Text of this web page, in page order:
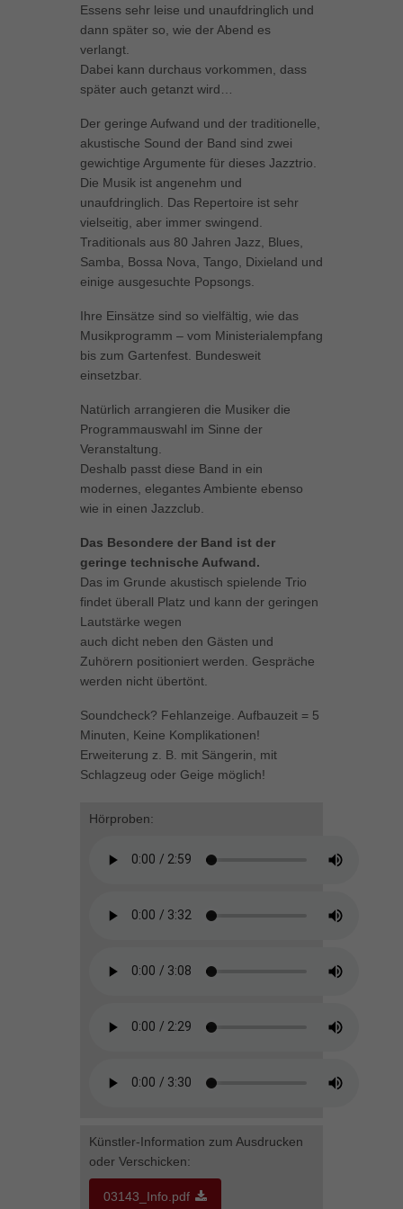
Essens sehr leise und unaufdringlich und
dann später so, wie der Abend es
verlangt.
Dabei kann durchaus vorkommen, dass
später auch getanzt wird…
Der geringe Aufwand und der traditionelle,
akustische Sound der Band sind zwei
gewichtige Argumente für dieses Jazztrio.
Die Musik ist angenehm und
unaufdringlich. Das Repertoire ist sehr
vielseitig, aber immer swingend.
Traditionals aus 80 Jahren Jazz, Blues,
Samba, Bossa Nova, Tango, Dixieland und
einige ausgesuchte Popsongs.
Ihre Einsätze sind so vielfältig, wie das
Musikprogramm – vom Ministerialempfang
bis zum Gartenfest. Bundesweit
einsetzbar.
Natürlich arrangieren die Musiker die
Programmauswahl im Sinne der
Veranstaltung.
Deshalb passt diese Band in ein
modernes, elegantes Ambiente ebenso
wie in einen Jazzclub.
Das Besondere der Band ist der
geringe technische Aufwand.
Das im Grunde akustisch spielende Trio
findet überall Platz und kann der geringen
Lautstärke wegen
auch dicht neben den Gästen und
Zuhörern positioniert werden. Gespräche
werden nicht übertönt.
Soundcheck? Fehlanzeige. Aufbauzeit = 5
Minuten, Keine Komplikationen!
Erweiterung z. B. mit Sängerin, mit
Schlagzeug oder Geige möglich!
Hörproben:
Künstler-Information zum Ausdrucken
oder Verschicken:
03143_Info.pdf
können Ihre Einwilligung zu ganzen Kategorien geben oder sich
weitere Informationen anzeigen lassen und so nur bestimmte
Cookies auswählen.
Alle akzeptieren
Zurück
Datenschutzeinstellungen
Essenziell (1)
Essenzielle Cookies ermöglichen grundlegende Funktionen und sind für
die einwandfreie Funktion der Website erforderlich.
Cookie-Informationen anzeigen
Marketing (1)
um personalisierte Werbung anzuzeigen. Sie tun dies, indem sie
Besucher über Websites hinweg verfolgen.
Cookie-Informationen anzeigen
Inhalte von Videoplattformen und Social-Media-Plattformen werden
standardmäßig blockiert. Wenn Cookies von externen Medien akzeptiert
werden, bedarf der Zugriff auf diese Inhalte keiner manuellen Einwilligung
Cookie-Informationen anzeigen